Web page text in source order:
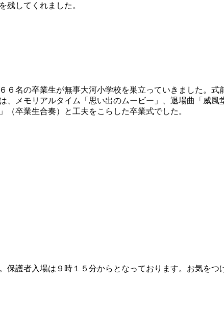
してくれました。
名の卒業生が無事大河小学校を巣立っていきました。式
、メモリアルタイム「思い出のムービー」、退場曲「威
卒業生合奏）と工夫をこらした卒業式でした。
護者入場は９時１５分からとなっております。お気をつ